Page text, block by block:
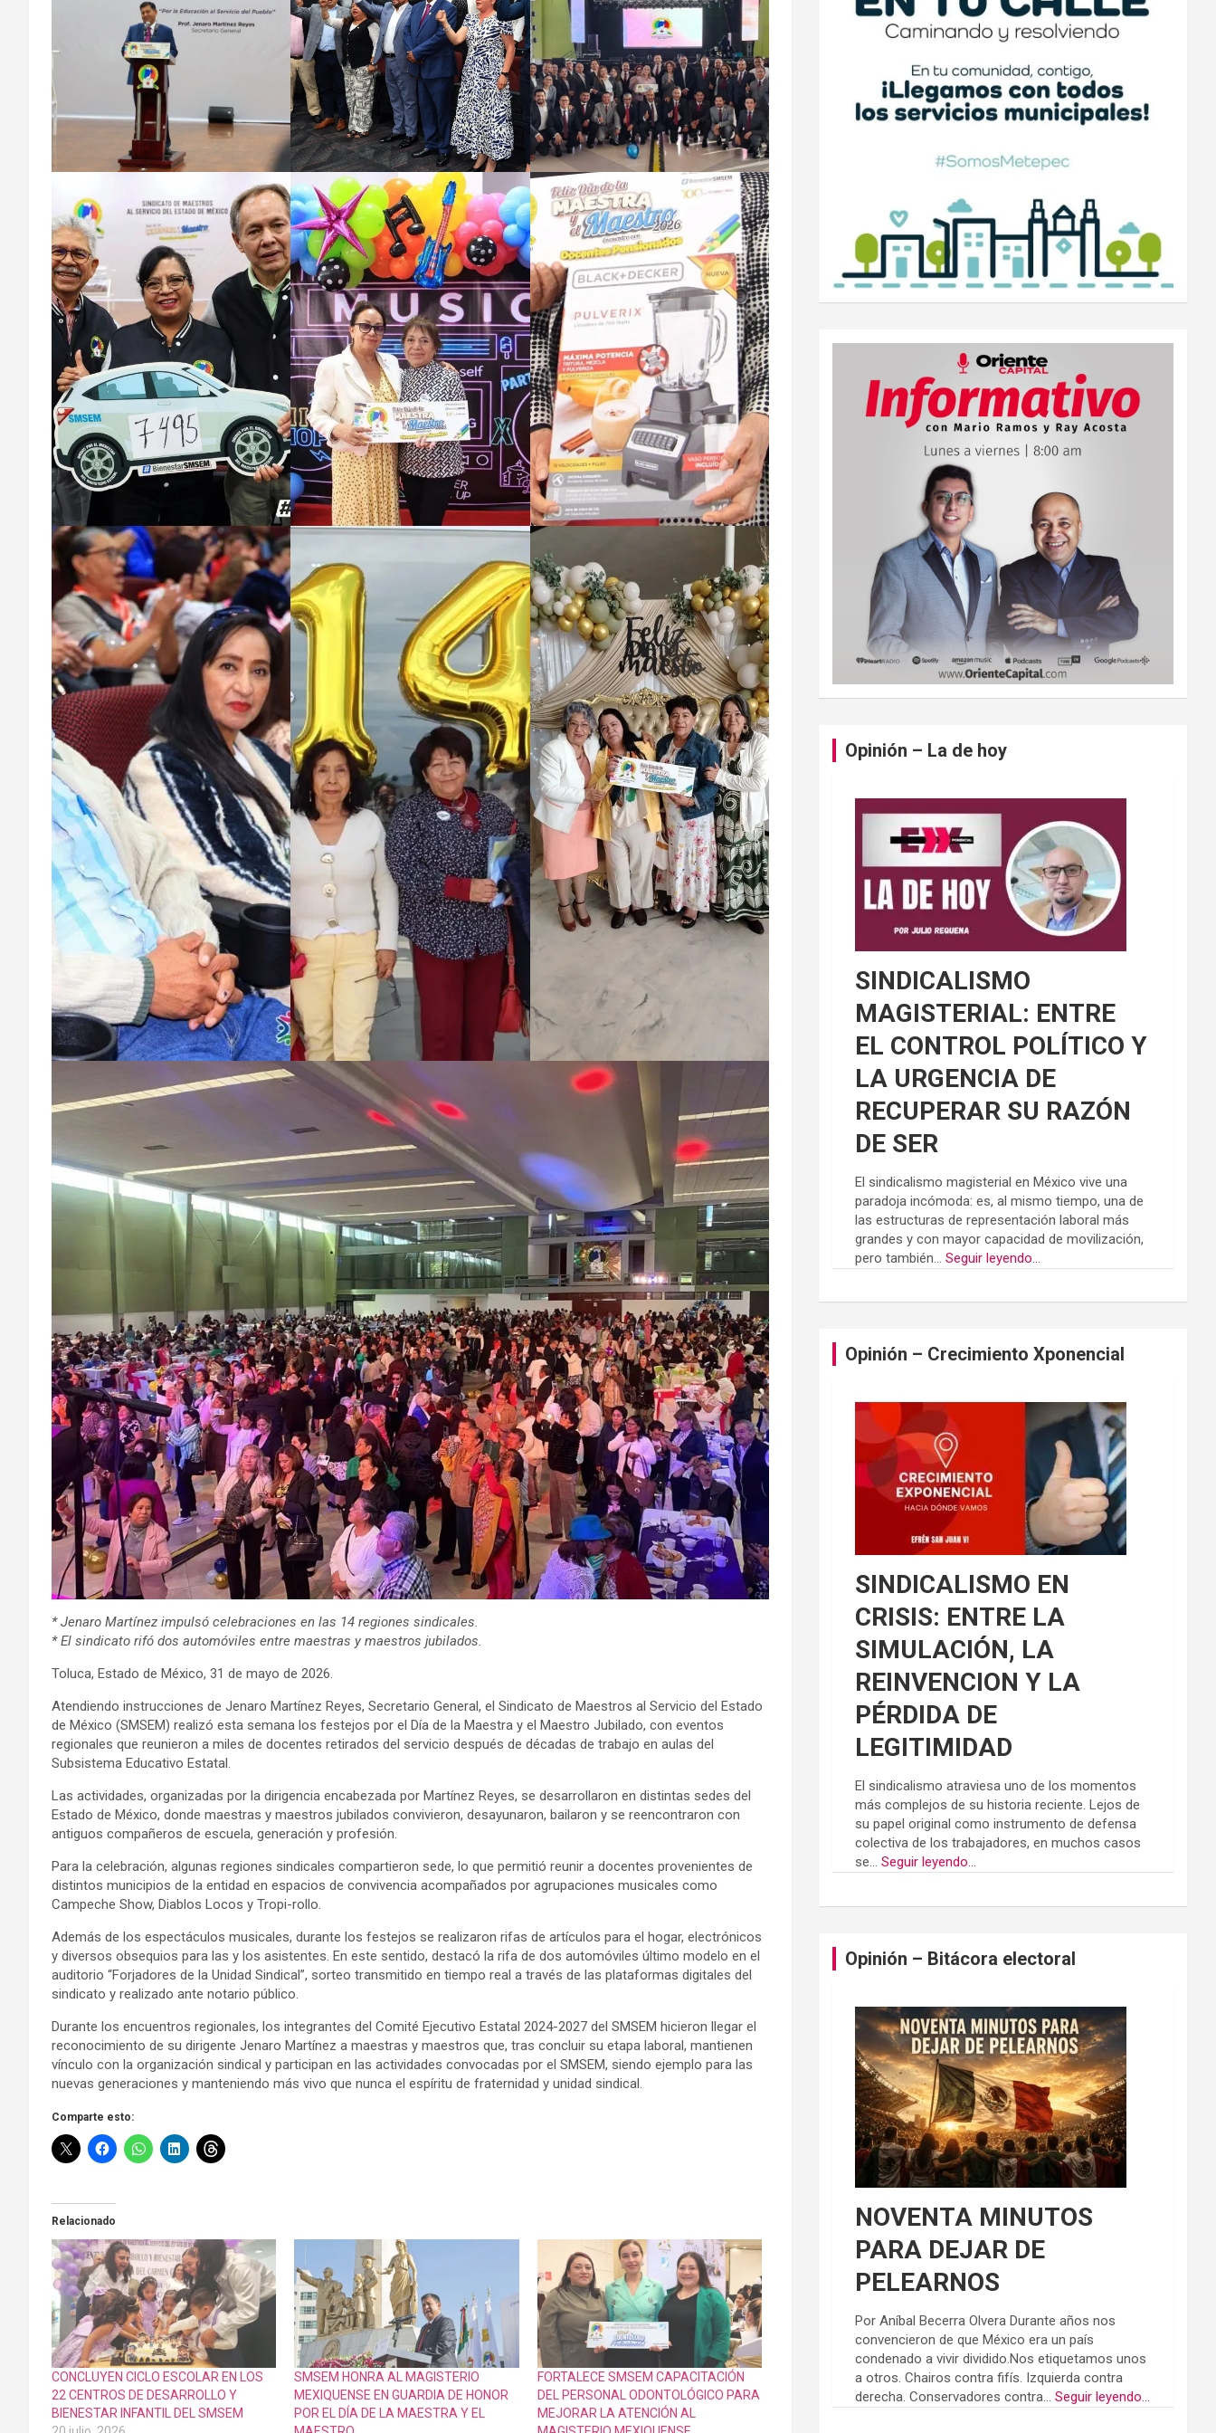
* Jenaro Martínez impulsó celebraciones en las 14 regiones sindicales.
* El sindicato rifó dos automóviles entre maestras y maestros jubilados.
Toluca, Estado de México, 31 de mayo de 2026.
Atendiendo instrucciones de Jenaro Martínez Reyes, Secretario General, el Sindicato de Maestros al Servicio del Estado
de México (SMSEM) realizó esta semana los festejos por el Día de la Maestra y el Maestro Jubilado, con eventos
regionales que reunieron a miles de docentes retirados del servicio después de décadas de trabajo en aulas del
Subsistema Educativo Estatal.
Las actividades, organizadas por la dirigencia encabezada por Martínez Reyes, se desarrollaron en distintas sedes del
Estado de México, donde maestras y maestros jubilados convivieron, desayunaron, bailaron y se reencontraron con
antiguos compañeros de escuela, generación y profesión.
Para la celebración, algunas regiones sindicales compartieron sede, lo que permitió reunir a docentes provenientes de
distintos municipios de la entidad en espacios de convivencia acompañados por agrupaciones musicales como
Campeche Show, Diablos Locos y Tropi-rollo.
Además de los espectáculos musicales, durante los festejos se realizaron rifas de artículos para el hogar, electrónicos
y diversos obsequios para las y los asistentes. En este sentido, destacó la rifa de dos automóviles último modelo en el
auditorio “Forjadores de la Unidad Sindical”, sorteo transmitido en tiempo real a través de las plataformas digitales del
sindicato y realizado ante notario público.
Durante los encuentros regionales, los integrantes del Comité Ejecutivo Estatal 2024-2027 del SMSEM hicieron llegar el
reconocimiento de su dirigente Jenaro Martínez a maestras y maestros que, tras concluir su etapa laboral, mantienen
vínculo con la organización sindical y participan en las actividades convocadas por el SMSEM, siendo ejemplo para las
nuevas generaciones y manteniendo más vivo que nunca el espíritu de fraternidad y unidad sindical.
Comparte esto:
Relacionado
CONCLUYEN CICLO ESCOLAR EN LOS
22 CENTROS DE DESARROLLO Y
BIENESTAR INFANTIL DEL SMSEM
SMSEM HONRA AL MAGISTERIO
MEXIQUENSE EN GUARDIA DE HONOR
POR EL DÍA DE LA MAESTRA Y EL
FORTALECE SMSEM CAPACITACIÓN
DEL PERSONAL ODONTOLÓGICO PARA
MEJORAR LA ATENCIÓN AL
Opinión – La de hoy
SINDICALISMO
MAGISTERIAL: ENTRE
EL CONTROL POLÍTICO Y
LA URGENCIA DE
RECUPERAR SU RAZÓN
DE SER
El sindicalismo magisterial en México vive una
paradoja incómoda: es, al mismo tiempo, una de
las estructuras de representación laboral más
grandes y con mayor capacidad de movilización,
pero también...Seguir leyendo...
Opinión – Crecimiento Xponencial
SINDICALISMO EN
CRISIS: ENTRE LA
SIMULACIÓN, LA
REINVENCION Y LA
PÉRDIDA DE
LEGITIMIDAD
El sindicalismo atraviesa uno de los momentos
más complejos de su historia reciente. Lejos de
su papel original como instrumento de defensa
colectiva de los trabajadores, en muchos casos
se...Seguir leyendo...
Opinión – Bitácora electoral
NOVENTA MINUTOS
PARA DEJAR DE
PELEARNOS
Por Aníbal Becerra Olvera Durante años nos
convencieron de que México era un país
condenado a vivir dividido.Nos etiquetamos unos
a otros. Chairos contra fifís. Izquierda contra
derecha. Conservadores contra...Seguir leyendo...